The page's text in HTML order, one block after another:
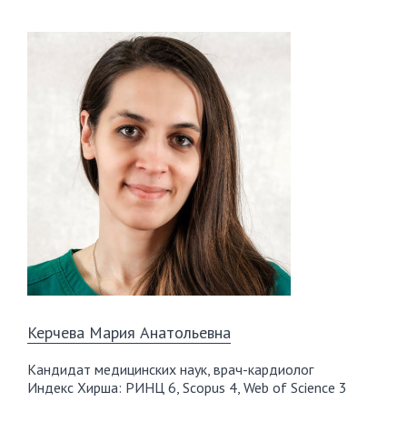
Керчева Мария Анатольевна
Кандидат медицинских наук, врач-кардиолог
Индекс Хирша: РИНЦ 6, Scopus 4, Web of Science 3